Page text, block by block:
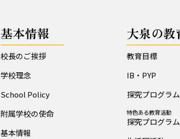
基本情報
校長のご挨拶
学校理念
School Policy
附属学校の使命
基本情報
大泉の教
教育目標
IB・PYP
探究プログラム
特色ある教育活動
探究プログラ